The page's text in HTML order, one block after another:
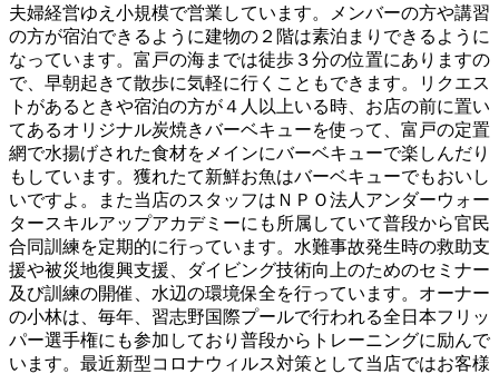
夫婦経営ゆえ小規模で営業しています。メンバーの方や講習
の方が宿泊できるように建物の２階は素泊まりできるように
なっています。富戸の海までは徒歩３分の位置にありますの
で、早朝起きて散歩に気軽に行くこともできます。リクエス
トがあるときや宿泊の方が４人以上いる時、お店の前に置い
てあるオリジナル炭焼きバーベキューを使って、富戸の定置
網で水揚げされた食材をメインにバーベキューで楽しんだり
もしています。獲れたて新鮮お魚はバーベキューでもおいし
いですよ。また当店のスタッフはＮＰＯ法人アンダーウォー
タースキルアップアカデミーにも所属していて普段から官民
合同訓練を定期的に行っています。水難事故発生時の救助支
援や被災地復興支援、ダイビング技術向上のためのセミナー
及び訓練の開催、水辺の環境保全を行っています。オーナー
の小林は、毎年、習志野国際プールで行われる全日本フリッ
パー選手権にも参加しており普段からトレーニングに励んで
います。最近新型コロナウィルス対策として当店ではお客様